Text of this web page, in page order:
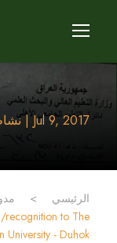
Jul 9, 2017 | نشاط
الرئيسي >
recognition to The
University - Duhok